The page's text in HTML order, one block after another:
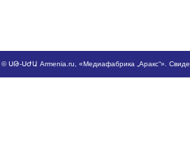
©ՍԹ-ՍԺԱ Armenia.ru , «Медиафабрика „Аракс“».